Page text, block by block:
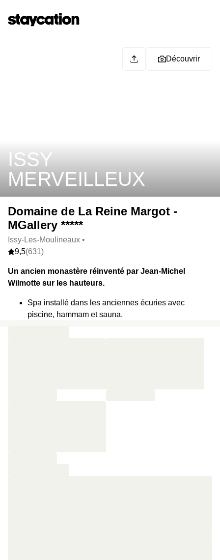
ISSY
MERVEILLEUX
Découvrir
Domaine de La Reine Margot -
MGallery *****
Issy-Les-Moulineaux •
9,5(631)
Un ancien monastère réinventé par Jean-Michel
Wilmotte sur les hauteurs.
Spa installé dans les anciennes écuries avec
piscine, hammam et sauna.